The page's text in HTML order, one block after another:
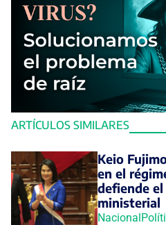
ARTÍCULOS SIMILARES
Keio
en el
defiende
ministerial
Nacional